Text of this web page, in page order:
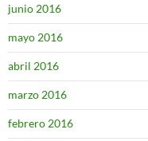
junio 2016
mayo 2016
abril 2016
marzo 2016
febrero 2016